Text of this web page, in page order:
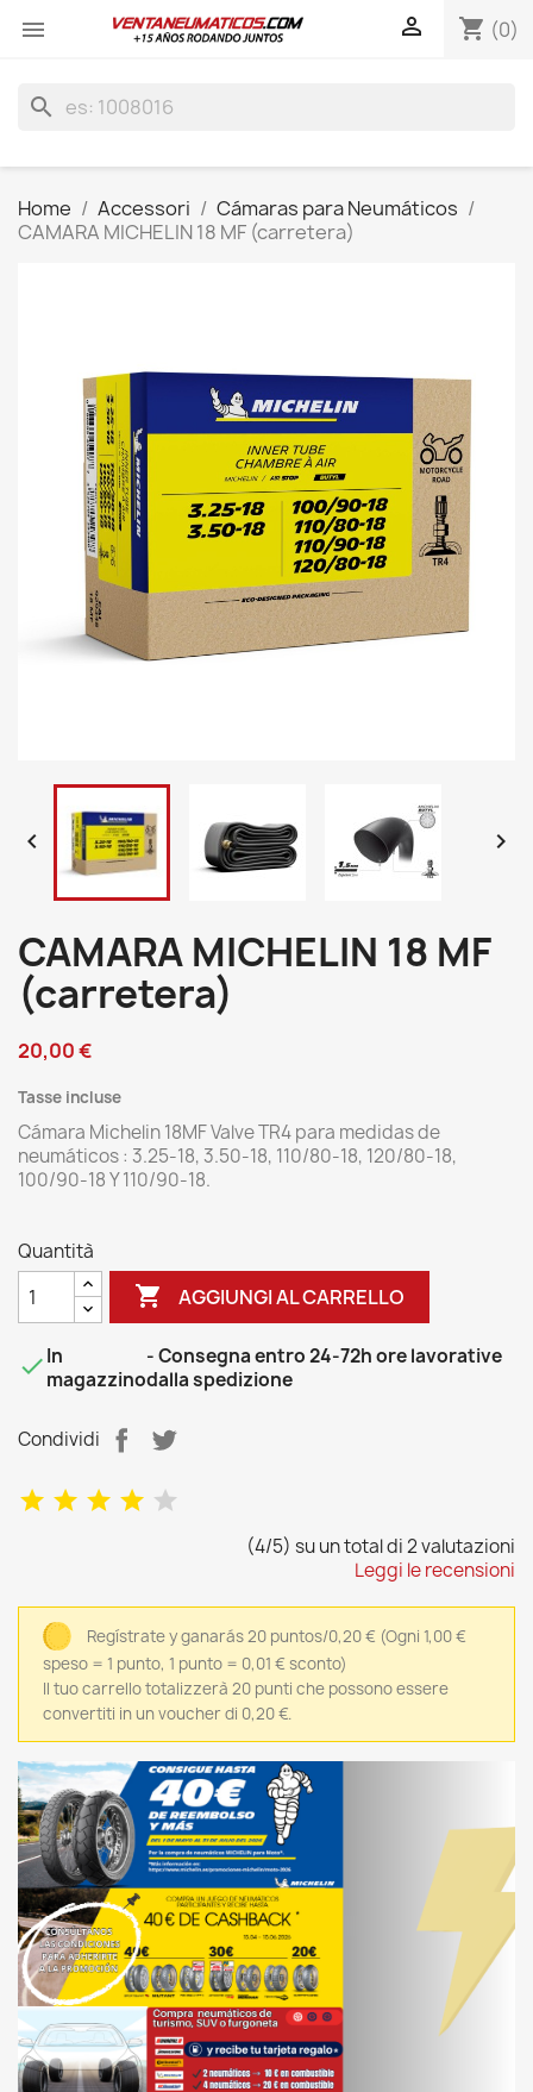
 shopping_cart (0)

search
Home Accessori
Cámaras para Neumáticos
CAMARA MICHELIN 18 MF (carretera)
 
CAMARA MICHELIN 18 MF
(carretera)
20,00 €
Tasse incluse
Cámara Michelin 18MF Valve TR4 para medidas de
neumáticos : 3.25-18, 3.50-18, 110/80-18, 120/80-18,
100/90-18 Y 110/90-18.
Quantità
 AGGIUNGI AL CARRELLO
In
magazzino
- Consegna entro 24-72h ore lavorative
dalla spedizione
Condividi
(4/5) su un total di 2 valutazioni
Leggi le recensioni
Regístrate y ganarás 20 puntos/0,20 € (Ogni 1,00 €
speso = 1 punto, 1 punto = 0,01 € sconto)
Il tuo carrello totalizzerà 20 punti che possono essere
convertiti in un voucher di 0,20 €.